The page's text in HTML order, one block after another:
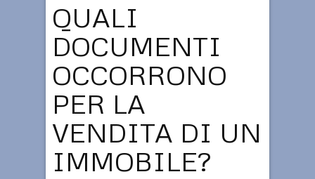
QUALI
DOCUMENTI
OCCORRONO
PER LA
VENDITA DI UN
IMMOBILE?